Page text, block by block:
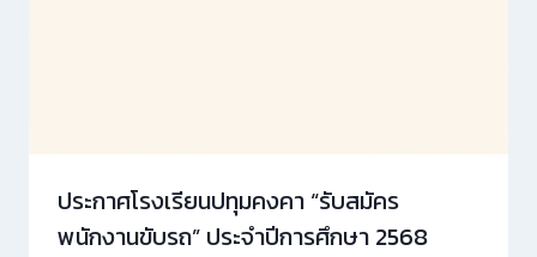
ประกาศโรงเรียนปทุมคงคา “รับสมัคร
พนักงานขับรถ” ประจำปีการศึกษา 2568